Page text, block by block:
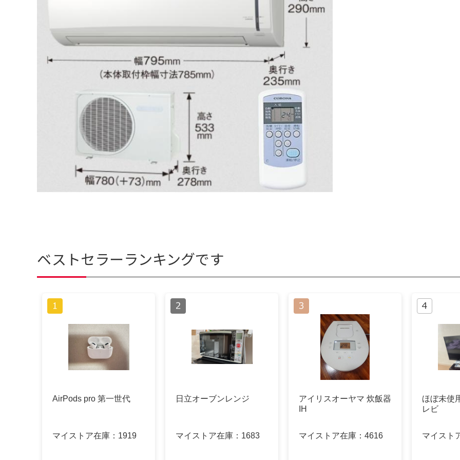
ベストセラーランキングです
AirPods pro 第一世代
マイストア在庫： 1919
日立オーブンレンジ
マイストア在庫： 1683
アイリスオーヤマ 炊飯器
IH
マイストア在庫： 4616
ほぼ未使
レビ
マイスト